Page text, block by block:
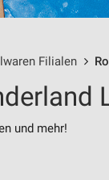
Filialen
und mehr!